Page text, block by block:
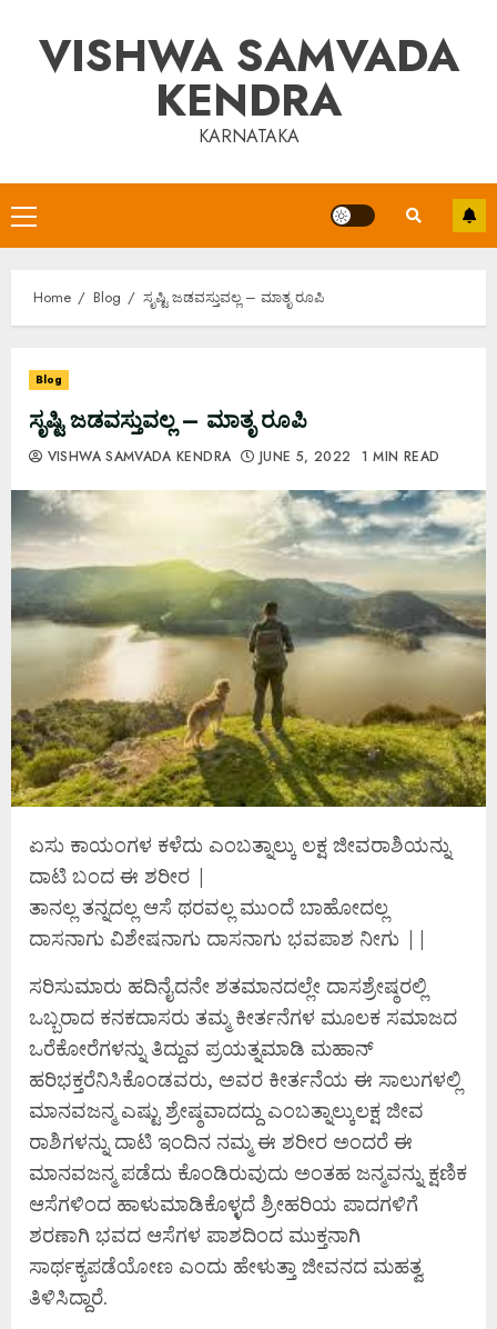
contentVISHWA SAMVADA
KENDRA
KARNATAKA
Primary
Menu
Home Blog ಸೃಷ್ಟಿ ಜಡವಸ್ತುವಲ್ಲ – ಮಾತೃ ರೂಪಿ
Blog
ಸೃಷ್ಟಿ ಜಡವಸ್ತುವಲ್ಲ – ಮಾತೃ ರೂಪಿ
VISHWA SAMVADA KENDRA JUNE 5, 2022 1 MIN READ
ಏಸು ಕಾಯಂಗಳ ಕಳೆದು ಎಂಬತ್ನಾಲ್ಕು ಲಕ್ಷ ಜೀವರಾಶಿಯನ್ನು
ದಾಟಿ ಬಂದ ಈ ಶರೀರ |
ತಾನಲ್ಲ ತನ್ನದಲ್ಲ ಆಸೆ ಥರವಲ್ಲ ಮುಂದೆ ಬಾಹೋದಲ್ಲ
ದಾಸನಾಗು ವಿಶೇಷನಾಗು ದಾಸನಾಗು ಭವಪಾಶ ನೀಗು ||
ಸರಿಸುಮಾರು ಹದಿನೈದನೇ ಶತಮಾನದಲ್ಲೇ ದಾಸಶ್ರೇಷ್ಠರಲ್ಲಿ
ಒಬ್ಬರಾದ ಕನಕದಾಸರು ತಮ್ಮ ಕೀರ್ತನೆಗಳ ಮೂಲಕ ಸಮಾಜದ
ಒರೆಕೋರೆಗಳನ್ನು ತಿದ್ದುವ ಪ್ರಯತ್ನಮಾಡಿ ಮಹಾನ್
ಹರಿಭಕ್ತರೆನಿಸಿಕೊಂಡವರು, ಅವರ ಕೀರ್ತನೆಯ ಈ ಸಾಲುಗಳಲ್ಲಿ
ಮಾನವಜನ್ಮ ಎಷ್ಟು ಶ್ರೇಷ್ಠವಾದದ್ದು ಎಂಬತ್ನಾಲ್ಕುಲಕ್ಷ ಜೀವ
ರಾಶಿಗಳನ್ನು ದಾಟಿ ಇಂದಿನ ನಮ್ಮ ಈ ಶರೀರ ಅಂದರೆ ಈ
ಮಾನವಜನ್ಮ ಪಡೆದು ಕೊಂಡಿರುವುದು ಅಂತಹ ಜನ್ಮವನ್ನು ಕ್ಷಣಿಕ
ಆಸೆಗಳಿಂದ ಹಾಳುಮಾಡಿಕೊಳ್ಳದೆ ಶ್ರೀಹರಿಯ ಪಾದಗಳಿಗೆ
ಶರಣಾಗಿ ಭವದ ಆಸೆಗಳ ಪಾಶದಿಂದ ಮುಕ್ತನಾಗಿ
ಸಾರ್ಥಕ್ಯಪಡೆಯೋಣ ಎಂದು ಹೇಳುತ್ತಾ ಜೀವನದ ಮಹತ್ವ
ತಿಳಿಸಿದ್ದಾರೆ.